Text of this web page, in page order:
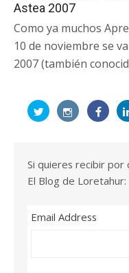
Astea 2007
Como ya muchos
10 de noviembre se
2007 (también
Si quieres recibir
El Blog de Loretahur:
Email Address